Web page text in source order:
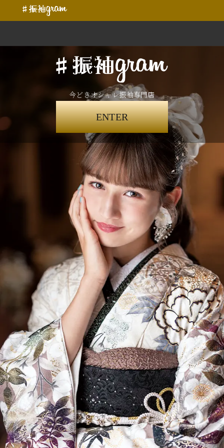
今どきオシャレ振袖専門店
ENTER